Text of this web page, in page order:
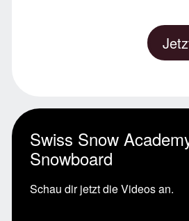
Swiss Snow
Snowboard
Schau dir jetzt die Videos an.